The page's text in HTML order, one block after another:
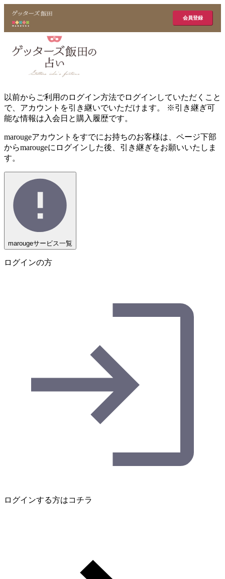
会員登録
以前からご利用のログイン方法でログインしていただくこと
で、アカウントを引き継いでいただけます。 ※引き継ぎ可
能な情報は入会日と購入履歴です。
marougeアカウントをすでにお持ちのお客様は、ページ下部
からmarougeにログインした後、引き継ぎをお願いいたしま
す。
marougeサービス一覧
ログインの方
ログインする方はコチラ